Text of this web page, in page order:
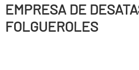
EMPRESA DE
FOLGUEROLES